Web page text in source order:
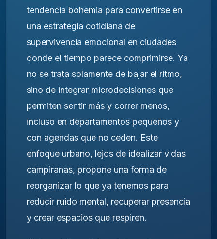
tendencia bohemia para convertirse en
una estrategia cotidiana de
supervivencia emocional en ciudades
donde el tiempo parece comprimirse. Ya
no se trata solamente de bajar el ritmo,
sino de integrar microdecisiones que
permiten sentir más y correr menos,
incluso en departamentos pequeños y
con agendas que no ceden. Este
enfoque urbano, lejos de idealizar vidas
campiranas, propone una forma de
reorganizar lo que ya tenemos para
reducir ruido mental, recuperar presencia
y crear espacios que respiren.